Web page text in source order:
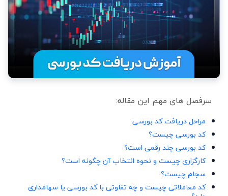
سرفصل های مهم این مقاله:
مراحل دریافت کد بورسی
کد بورسی چیست؟
کد بورسی چند رقمی است؟
کارگزاری چیست و نحوه انتخاب آن چگونه است؟
سجام چیست؟
کد معاملاتی چیست و چه تفاوتی با کد بورسی یا سهامداری